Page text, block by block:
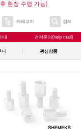
현장 수령 가능)
카테고리 검색
내 견적문의(help mail)
니 관심상품